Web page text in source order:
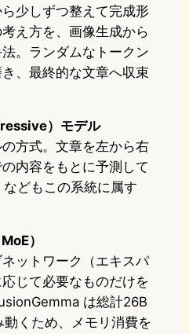
少しずつ整えて完成形
え方を、画像生成から
。ランダムなトークン
、最終的な文章へ収束
）モデル
方式。文章を左から右
内容をもとに予測して
どもこの系統に属す
）
ットワーク（エキスパ
じて必要なものだけを
は総計26B
くため、メモリ消費を